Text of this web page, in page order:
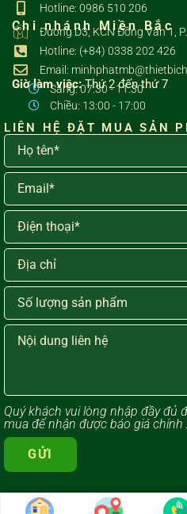
Hotline: 0986 510 206
Chi nhánh Miền Bắc
Đường D3, KCN Đồng Văn 1,
Hotline: (+84) 0338 202 426
Email:
Giờ làm việc:Thứ 2 đến thứ 7
Sáng: 07:30 - 11:30
Chiều: 13:00 - 17:00
LIÊN HỆ ĐẶT MUA SẢN
Quý khách vui lòng ​nhập đầy đủ
mua để nhận được báo giá